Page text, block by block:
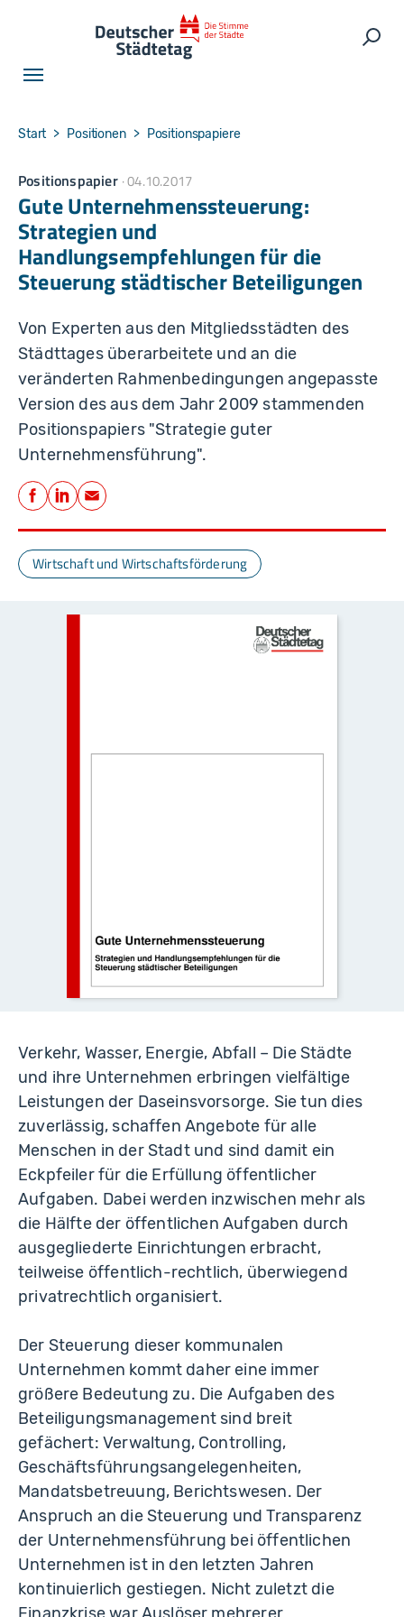
You are here:
Start Positionen Positionspapiere
Positionspapier 04.10.2017
Gute Unternehmenssteuerung:
Strategien und
Handlungsempfehlungen für die
Steuerung städtischer Beteiligungen
Von Experten aus den Mitgliedsstädten des
Städttages überarbeitete und an die
veränderten Rahmenbedingungen angepasste
Version des aus dem Jahr 2009 stammenden
Positionspapiers "Strategie guter
Unternehmensführung".
Teilen
Facebook
LinkedIn
E-Mail
Wirtschaft und Wirtschaftsförderung
Verkehr, Wasser, Energie, Abfall – Die Städte
und ihre Unternehmen erbringen vielfältige
Leistungen der Daseinsvorsorge. Sie tun dies
zuverlässig, schaffen Angebote für alle
Menschen in der Stadt und sind damit ein
Eckpfeiler für die Erfüllung öffentlicher
Aufgaben. Dabei werden inzwischen mehr als
die Hälfte der öffentlichen Aufgaben durch
ausgegliederte Einrichtungen erbracht,
teilweise öffentlich-rechtlich, überwiegend
privatrechtlich organisiert.
Der Steuerung dieser kommunalen
Unternehmen kommt daher eine immer
größere Bedeutung zu. Die Aufgaben des
Beteiligungsmanagement sind breit
gefächert: Verwaltung, Controlling,
Geschäftsführungsangelegenheiten,
Mandatsbetreuung, Berichtswesen. Der
Anspruch an die Steuerung und Transparenz
der Unternehmensführung bei öffentlichen
Unternehmen ist in den letzten Jahren
kontinuierlich gestiegen. Nicht zuletzt die